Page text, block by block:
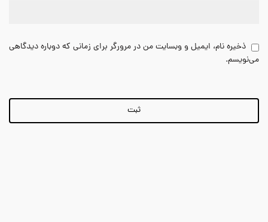
ذخیره نام، ایمیل و وبسایت من در مرورگر برای زمانی که دوباره دیدگاهی
می‌نویسم.